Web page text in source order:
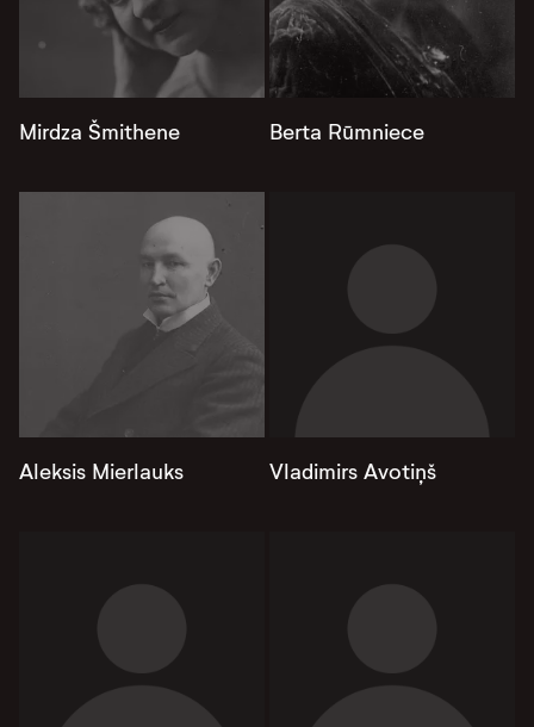
Mirdza Šmithene Berta Rūmniece
Aleksis Mierlauks Vladimirs Avotiņš